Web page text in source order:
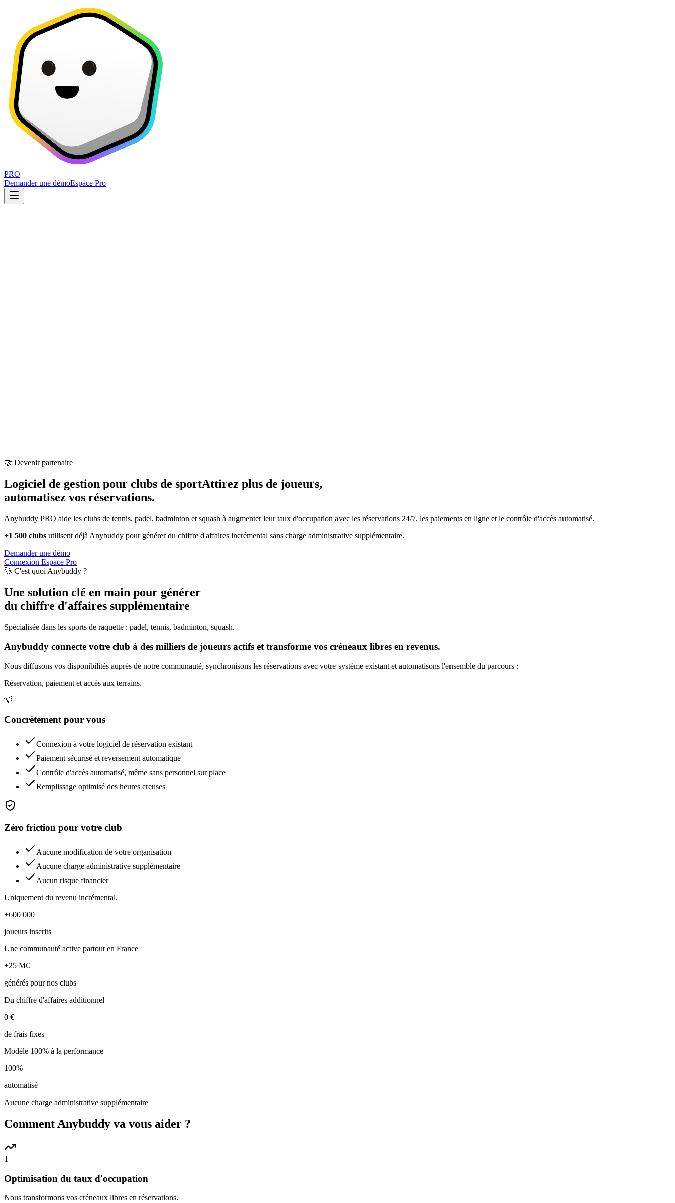
PRO
Demander une démoEspace Pro
🤝 Devenir partenaire
Logiciel de gestion pour clubs de sportAttirez plus de joueurs,
automatisez vos réservations.
Anybuddy PRO aide les clubs de tennis, padel, badminton et squash à augmenter leur taux d'occupation avec les réservations 24/7, les paiements en ligne et le contrôle d'accès automatisé.
+1 500 clubs utilisent déjà Anybuddy pour générer du chiffre d'affaires incrémental sans charge administrative supplémentaire.
Demander une démo
Connexion Espace Pro
🚀 C'est quoi Anybuddy ?
Une solution clé en main pour générer
du chiffre d'affaires supplémentaire
Spécialisée dans les sports de raquette : padel, tennis, badminton, squash.
Anybuddy connecte votre club à des milliers de joueurs actifs et transforme vos créneaux libres en revenus.
Nous diffusons vos disponibilités auprès de notre communauté, synchronisons les réservations avec votre système existant et automatisons l'ensemble du parcours :
Réservation, paiement et accès aux terrains.
💡
Concrètement pour vous
Connexion à votre logiciel de réservation existant
Paiement sécurisé et reversement automatique
Contrôle d'accès automatisé, même sans personnel sur place
Remplissage optimisé des heures creuses
Zéro friction pour votre club
Aucune modification de votre organisation
Aucune charge administrative supplémentaire
Aucun risque financier
Uniquement du revenu incrémental.
+600 000
joueurs inscrits
Une communauté active partout en France
+25 M€
générés pour nos clubs
Du chiffre d'affaires additionnel
0 €
de frais fixes
Modèle 100% à la performance
100%
automatisé
Aucune charge administrative supplémentaire
Comment Anybuddy va vous aider ?
1
Optimisation du taux d'occupation
Nous transformons vos créneaux libres en réservations.